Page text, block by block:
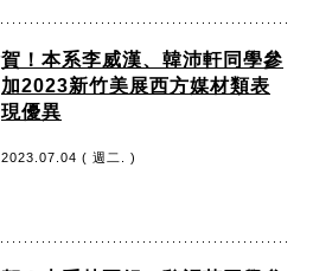
賀！本系李威漢、韓沛軒同學參
加2023新竹美展西方媒材類表
現優異
2023.07.04 ( 週二. )